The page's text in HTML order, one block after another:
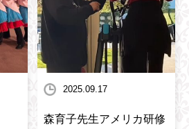
2025.09.17
森育子先生アメリカ研修